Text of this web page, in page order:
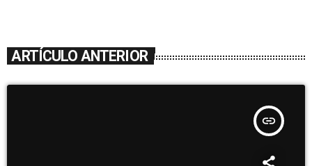
ARTÍCULO ANTERIOR
insert_link